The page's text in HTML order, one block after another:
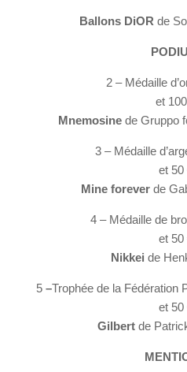
Ballons DiOR de
2 – Médaille
et
Mnemosine de Gruppo
3 – Médaille
et 50
Mine forever de
4 – Médaille de
et 50
Nikkei de
5–Trophée de la Fédération
et 50
Gilbertde